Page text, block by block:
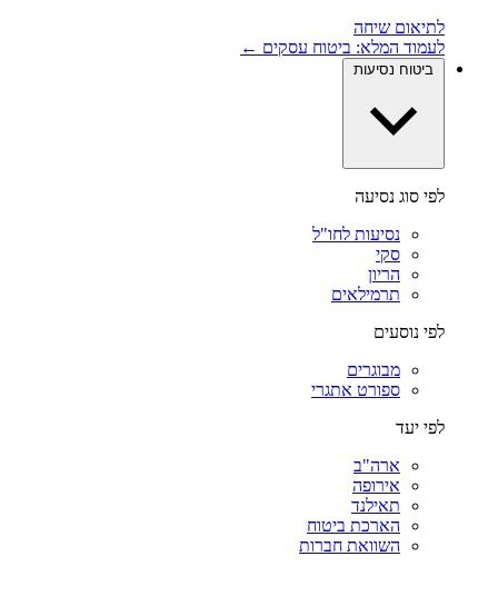
לתיאום שיחה
לעמוד המלא: ביטוח עסקים ←
ביטוח נסיעות
לפי סוג נסיעה
נסיעות לחו"ל
סקי
הריון
תרמילאים
לפי נוסעים
מבוגרים
ספורט אתגרי
לפי יעד
ארה"ב
אירופה
תאילנד
הארכת ביטוח
השוואת חברות